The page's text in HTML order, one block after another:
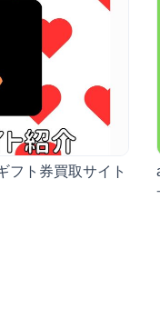
フト券買取サイト